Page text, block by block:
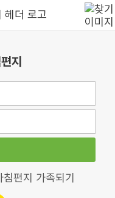
지
침편지 가족되기